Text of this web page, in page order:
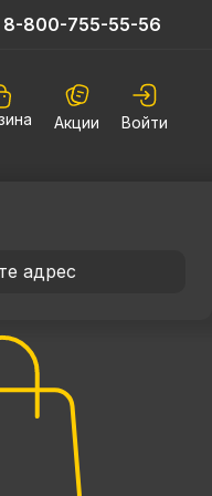
8-800-755-55-56
Акции Войти
адрес